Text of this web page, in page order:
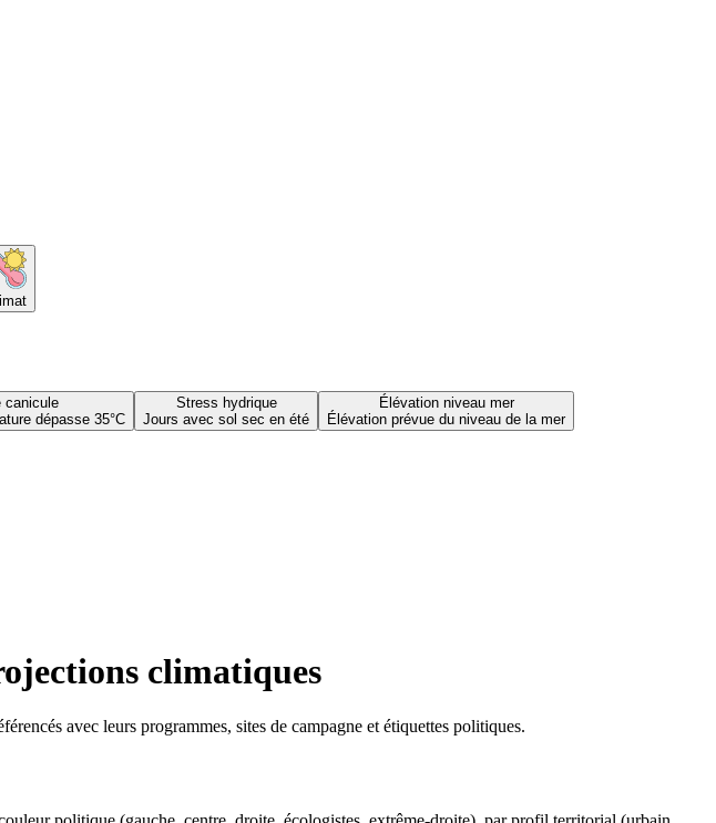
canicule
dépasse 35°C
Stress hydrique
Jours avec sol sec en été
Élévation niveau mer
Élévation prévue du niveau de la mer
climatiques
avec leurs programmes, sites de campagne et étiquettes politiques.